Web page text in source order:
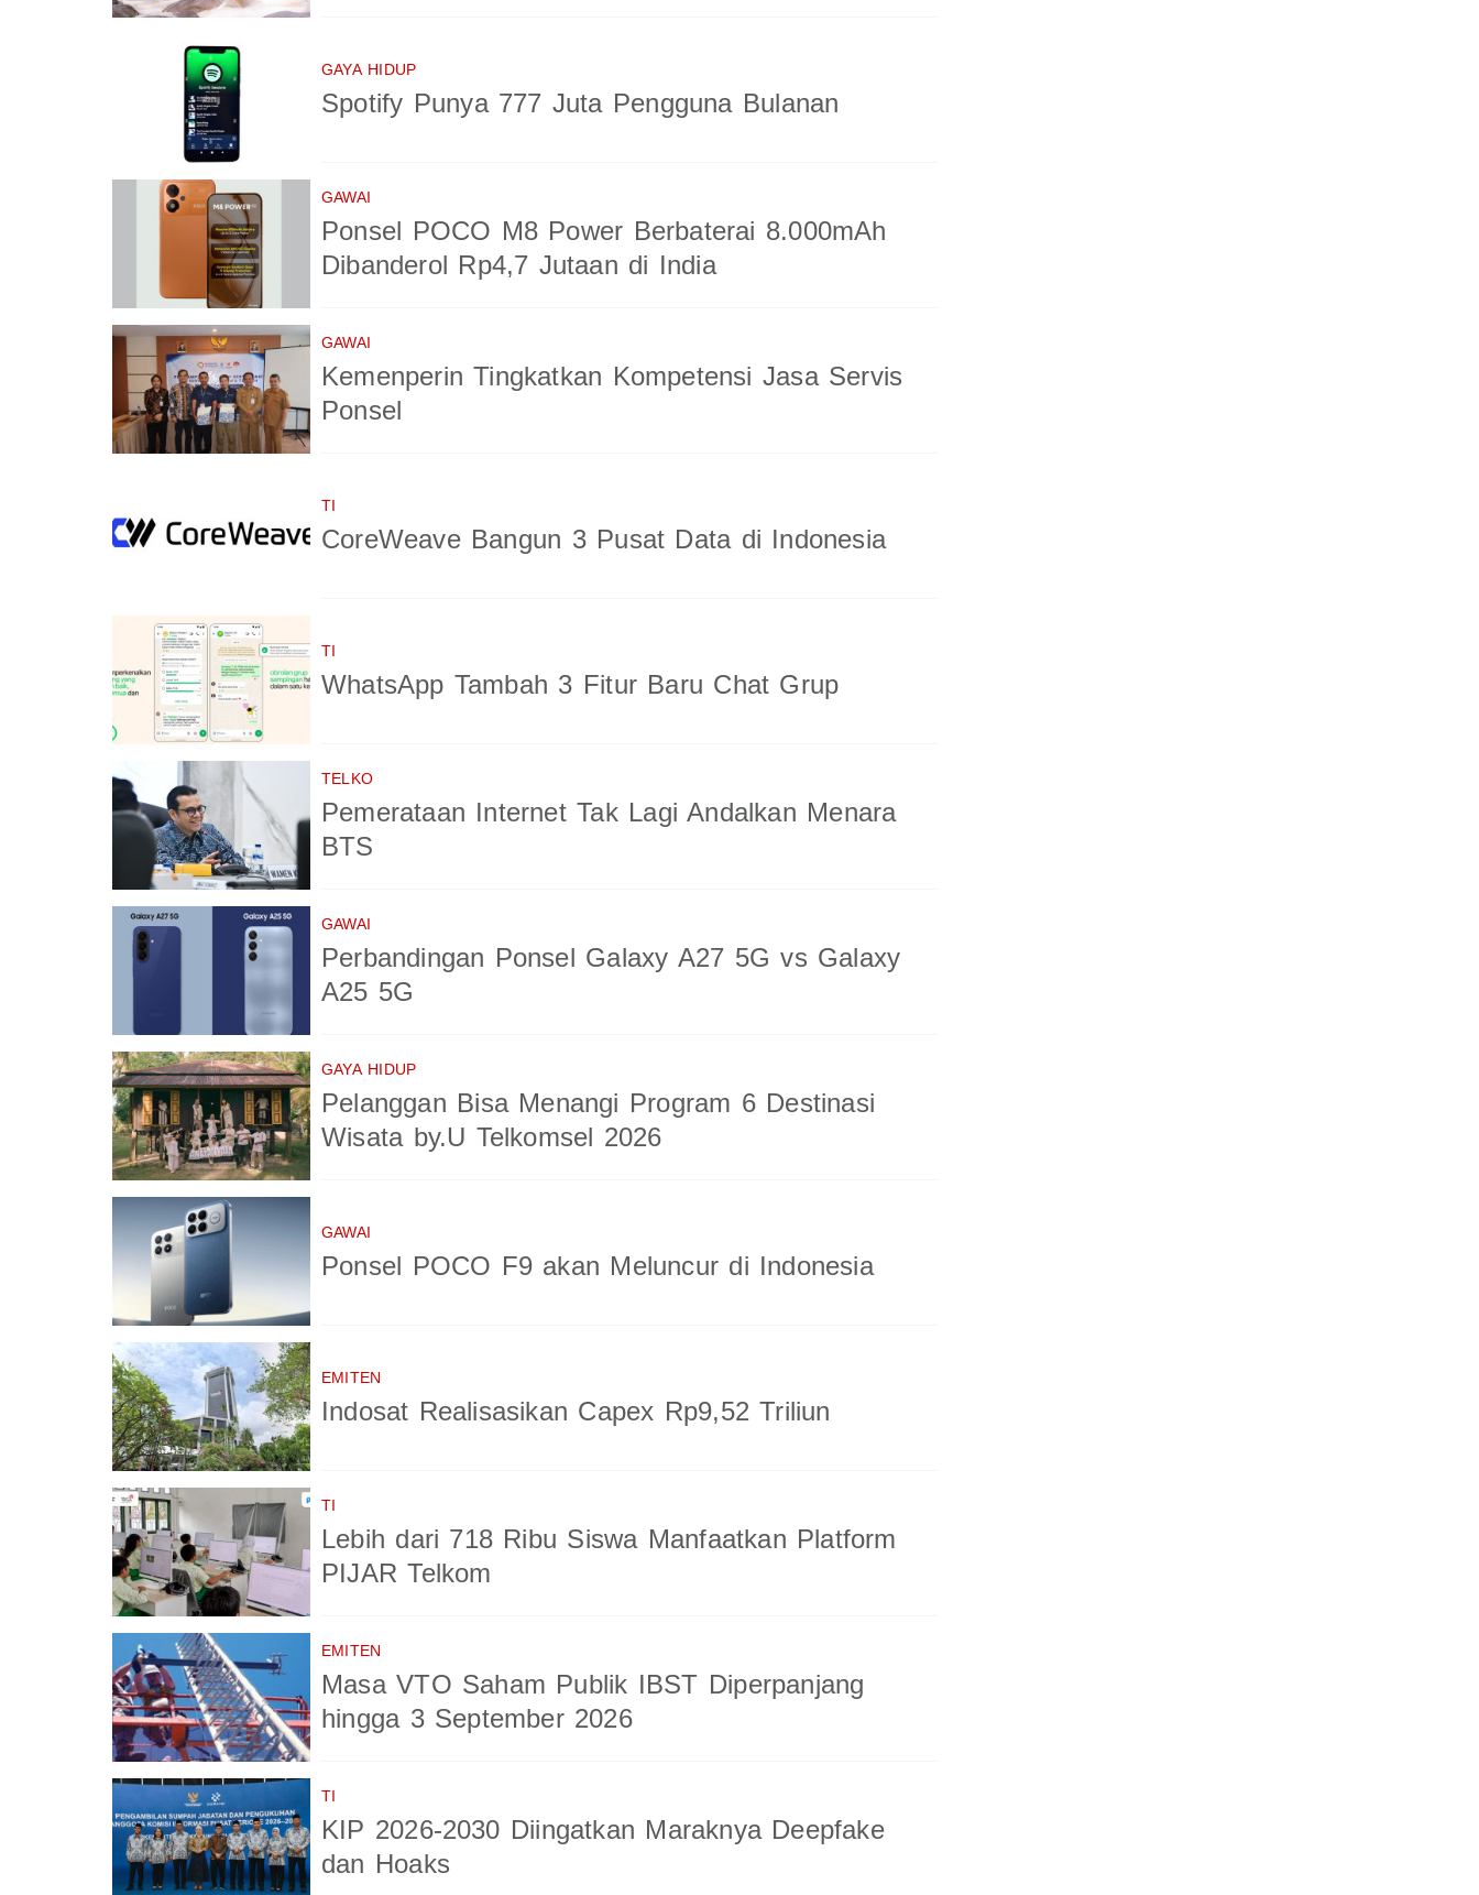
GAYA HIDUP
Spotify Punya 777 Juta Pengguna Bulanan
GAWAI
Ponsel POCO M8 Power Berbaterai 8.000mAh
Dibanderol Rp4,7 Jutaan di India
GAWAI
Kemenperin Tingkatkan Kompetensi Jasa Servis
Ponsel
TI
CoreWeave Bangun 3 Pusat Data di Indonesia
TI
WhatsApp Tambah 3 Fitur Baru Chat Grup
TELKO
Pemerataan Internet Tak Lagi Andalkan Menara
BTS
GAWAI
Perbandingan Ponsel Galaxy A27 5G vs Galaxy
A25 5G
GAYA HIDUP
Pelanggan Bisa Menangi Program 6 Destinasi
Wisata by.U Telkomsel 2026
GAWAI
Ponsel POCO F9 akan Meluncur di Indonesia
EMITEN
Indosat Realisasikan Capex Rp9,52 Triliun
TI
Lebih dari 718 Ribu Siswa Manfaatkan Platform
PIJAR Telkom
EMITEN
Masa VTO Saham Publik IBST Diperpanjang
hingga 3 September 2026
TI
KIP 2026-2030 Diingatkan Maraknya Deepfake
dan Hoaks